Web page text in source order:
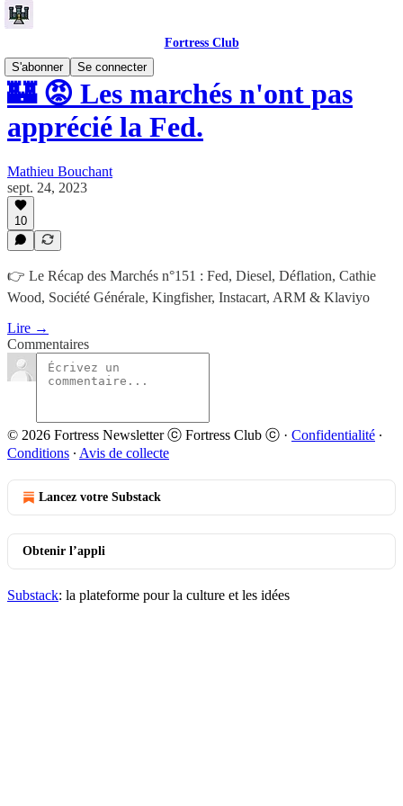
Fortress Club
S'abonner
Se connecter
🏰 😡 Les marchés n'ont pas
apprécié la Fed.
Mathieu Bouchant
sept. 24, 2023
10
👉 Le Récap des Marchés n°151 : Fed, Diesel, Déflation, Cathie
Wood, Société Générale, Kingfisher, Instacart, ARM & Klaviyo
Lire →
Commentaires
© 2026 Fortress Newsletter ⓒ Fortress Club ⓒ · Confidentialité ∙
Conditions ∙ Avis de collecte
Lancez votre Substack
Obtenir l’appli
Substack: la plateforme pour la culture et les idées